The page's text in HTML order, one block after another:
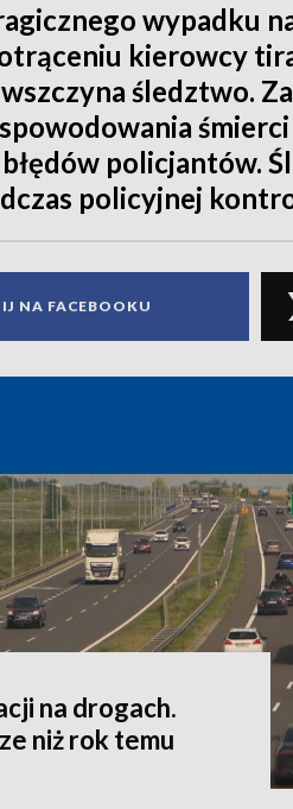
wypadku
kierowcy
śledztwo.
policjantów.
policyjnej
NA FACEBOOKU
na drogach.
niż rok temu